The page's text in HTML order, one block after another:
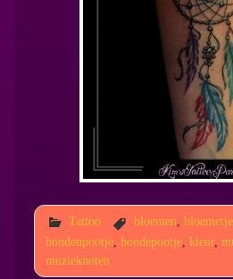
Tattoo bloemen
hondenpootje, hondepootje, kleur,
muzieknoten